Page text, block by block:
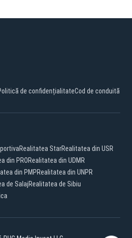
de confidențialitateCod de conduită
Realitatea StarRealitatea din USR
din PRORealitatea din UDMR
din PMPRealitatea din UNPR
de SalajRealitatea de Sibiu